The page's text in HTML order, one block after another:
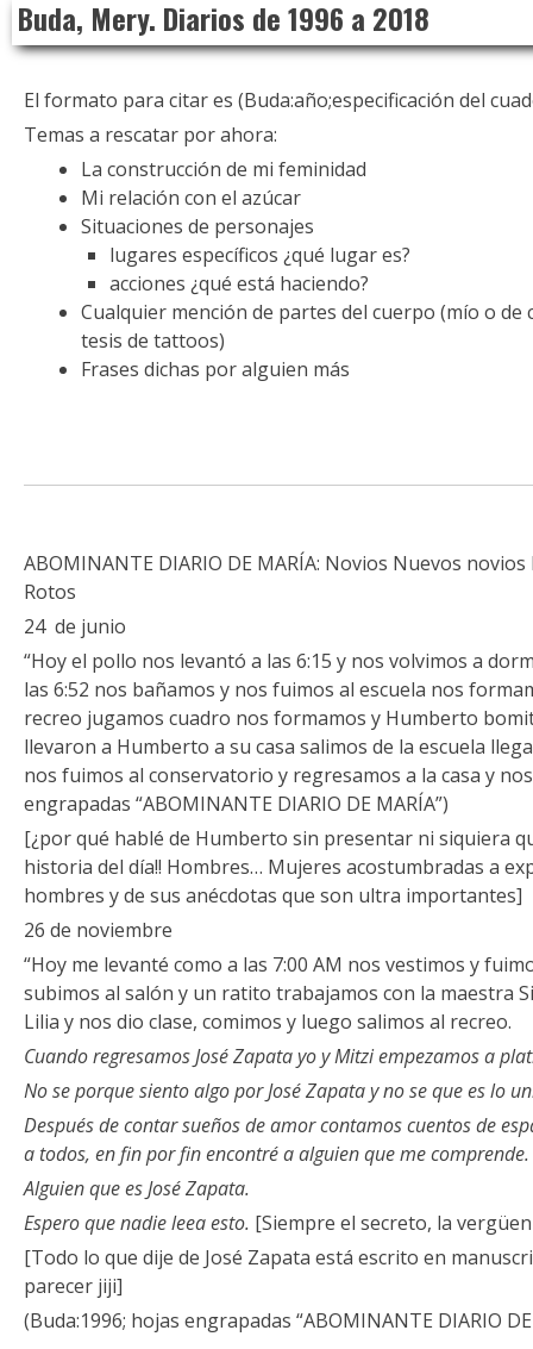
content
Buda, Mery. Diarios de 1996 a 2018
El formato para citar es (Buda:año;especificación del
Temas a rescatar por ahora:
La construcción de mi feminidad
Mi relación con el azúcar
Situaciones de personajes
lugares específicos ¿qué lugar es?
acciones ¿qué está haciendo?
Cualquier mención de partes del cuerpo (mío o
tesis de tattoos)
Frases dichas por alguien más
ABOMINANTE DIARIO DE MARÍA: Novios Nuevos
Rotos
24 de junio
“Hoy el pollo nos levantó a las 6:15 y nos volvimos a
las 6:52 nos bañamos y nos fuimos al escuela nos
recreo jugamos cuadro nos formamos y Humberto
llevaron a Humberto a su casa salimos de la escuela
nos fuimos al conservatorio y regresamos a la casa y
engrapadas “ABOMINANTE DIARIO DE MARÍA”)
[¿por qué hablé de Humberto sin presentar ni siquiera
historia del día!! Hombres… Mujeres acostumbradas a
hombres y de sus anécdotas que son ultra importantes]
26 de noviembre
“Hoy me levanté como a las 7:00 AM nos vestimos y
subimos al salón y un ratito trabajamos con la maestra
Lilia y nos dio clase, comimos y luego salimos al recreo.
Cuando regresamos José Zapata yo y Mitzi empezamos a
No se porque siento algo por José Zapata y no se que es lo
Después de contar sueños de amor contamos cuentos de
a todos, en fin por fin encontré a alguien que me comprende.
Alguien que es José Zapata.
Espero que nadie leea esto. [Siempre el secreto, la
[Todo lo que dije de José Zapata está escrito en
parecer jiji]
(Buda:1996; hojas engrapadas “ABOMINANTE DIARIO DE